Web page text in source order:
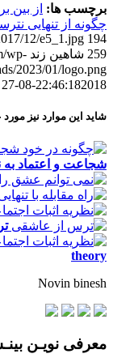
برچسب ها: از بین
چگونه از تنهایی
12/e5_1.jpg 194
259 شاهین زند wp-
2023/01/logo.png
22:46:182018-08-27 11:24:52
شاید این موارد نیز
شجاعت و اعتماد به
theory
Novin binesh
معرفی نویـن